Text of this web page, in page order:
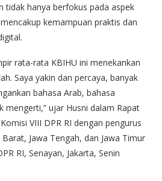
tidak hanya berfokus pada aspek
kemampuan praktis dan
rata-rata KBIHU ini menekankan
Saya yakin dan percaya, banyak
bahasa Arab, bahasa
mengerti,” ujar Husni dalam Rapat
VIII DPR RI dengan pengurus
Barat, Jawa Tengah, dan Jawa Timur
RI, Senayan, Jakarta, Senin